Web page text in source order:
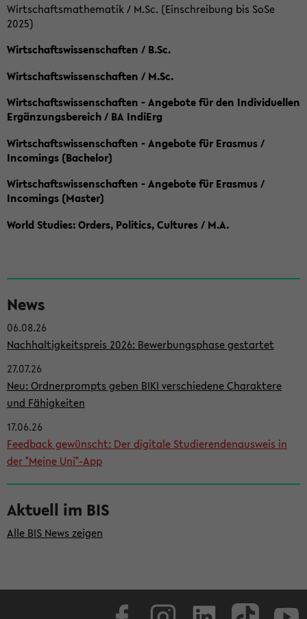
Wirtschaftsmathematik / M.Sc. (Einschreibung bis SoSe
2025)
Wirtschaftswissenschaften / B.Sc.
Wirtschaftswissenschaften / M.Sc.
Wirtschaftswissenschaften - Angebote für den Individuellen
Ergänzungsbereich / BA IndiErg
Wirtschaftswissenschaften - Angebote für Erasmus /
Incomings (Bachelor)
Wirtschaftswissenschaften - Angebote für Erasmus /
Incomings (Master)
World Studies: Orders, Politics, Cultures / M.A.
e
i
t
e
n
l
e
i
s
t
e
News
06.08.26
Nachhaltigkeitspreis 2026: Bewerbungsphase gestartet
27.07.26
Neu: Ordnerprompts geben BIKI verschiedene Charaktere
und Fähigkeiten
17.06.26
Feedback gewünscht: Der digitale Studierendenausweis in
der "Meine Uni"-App
Aktuell im BIS
Alle BIS News zeigen